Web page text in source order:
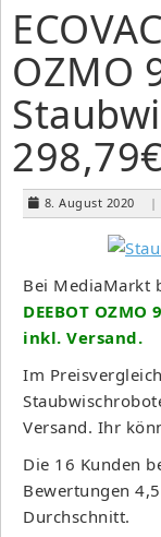
OZMO
8. August 2020 |
Bei MediaMarkt
DEEBOT
inkl. Versand.
Im
Versand. Ihr
Die 16 Kunden
Bewertungen
Durchschnitt.